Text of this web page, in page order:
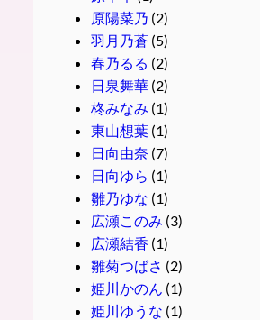
原陽菜乃 (2)
羽月乃蒼(5)
春乃るる (2)
日泉舞華(2)
柊みなみ (1)
東山想葉(1)
日向由奈 (7)
日向ゆら (1)
雛乃ゆな (1)
広瀬このみ (3)
広瀬結香 (1)
雛菊つばさ (2)
姫川かのん (1)
姫川ゆうな (1)